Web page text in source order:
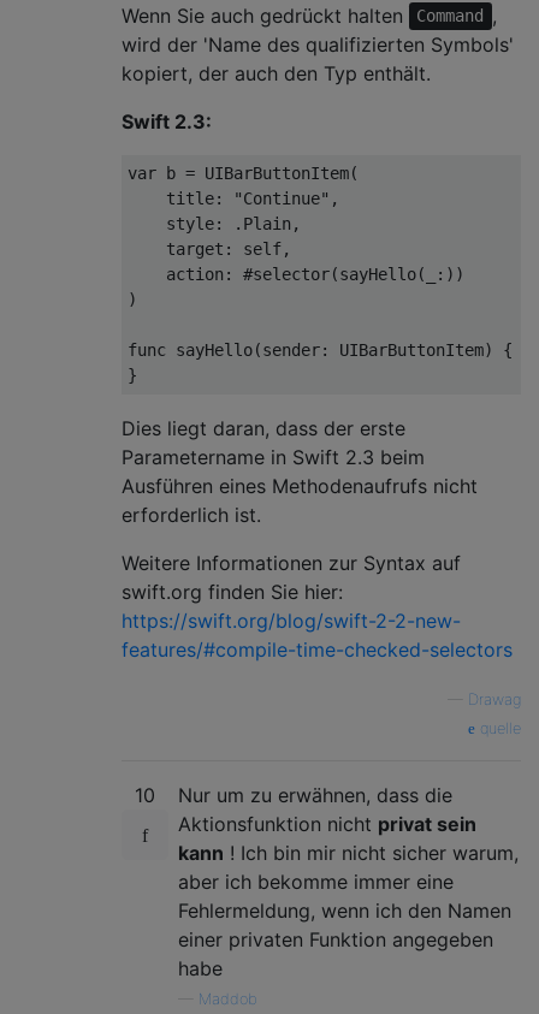
Wenn Sie auch gedrückt halten
Command
,
wird der 'Name des qualifizierten Symbols'
kopiert, der auch den Typ enthält.
Swift 2.3:
var b = UIBarButtonItem(
    title
: "Continue" ,
    style
: . Plain ,
    target
: self,
    action
: #selector(sayHello(
:))
)
func sayHello(sender: UIBarButtonItem)
{
}
Dies liegt daran, dass der erste
Parametername in Swift 2.3 beim
Ausführen eines Methodenaufrufs nicht
erforderlich ist.
Weitere Informationen zur Syntax auf
swift.org finden Sie hier:
https://swift.org/blog/swift-2-2-new-
features/#compile-time-checked-selectors
Drawag
quelle
10
Nur um zu erwähnen, dass die
Aktionsfunktion nicht privat sein
kann ! Ich bin mir nicht sicher warum,
aber ich bekomme immer eine
Fehlermeldung, wenn ich den Namen
einer privaten Funktion angegeben
habe
Maddob